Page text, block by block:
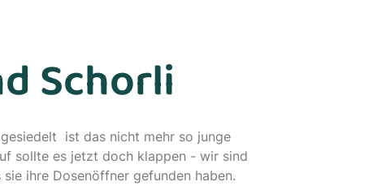
Schorli
ist das nicht mehr so junge
sollte es jetzt doch klappen - wir sind
ihre Dosenöffner gefunden haben.